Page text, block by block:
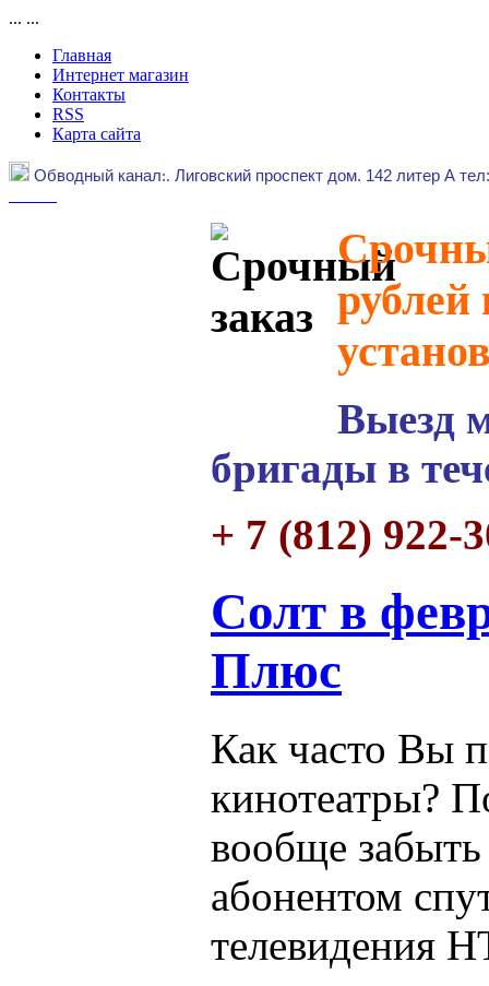
... ...
Главная
Интернет магазин
Контакты
RSS
Карта сайта
Обводный канал:. Лиговский проспект дом. 142 литер А
рублей
Выезд
бригады в
+ 7 (812) 922-
Солт в
Плюс
Как часто Вы
кинотеатры?
вообще
абонентом
телевидения